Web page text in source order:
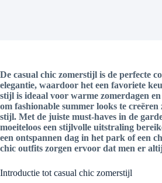
De casual chic zomerstijl is de perfecte
elegantie, waardoor het een favoriete
stijl is ideaal voor warme zomerdagen
om fashionable summer looks te
stijl. Met de juiste must-haves in de
moeiteloos een stijlvolle uitstraling
een ontspannen dag in het park of een
chic outfits zorgen ervoor dat men er
Introductie tot casual chic zomerstijl